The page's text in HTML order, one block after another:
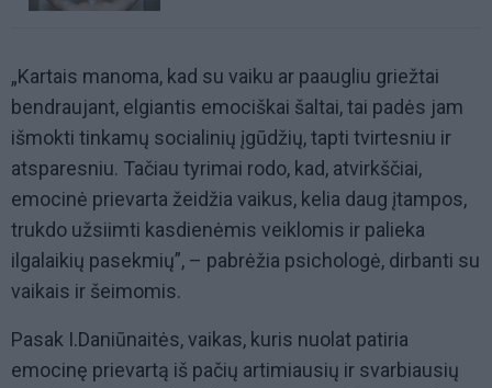
„Kartais manoma, kad su vaiku ar paaugliu griežtai
bendraujant, elgiantis emociškai šaltai, tai padės jam
išmokti tinkamų socialinių įgūdžių, tapti tvirtesniu ir
atsparesniu. Tačiau tyrimai rodo, kad, atvirkščiai,
emocinė prievarta žeidžia vaikus, kelia daug įtampos,
trukdo užsiimti kasdienėmis veiklomis ir palieka
ilgalaikių pasekmių”, – pabrėžia psichologė, dirbanti su
vaikais ir šeimomis.
Pasak I.Daniūnaitės, vaikas, kuris nuolat patiria
emocinę prievartą iš pačių artimiausių ir svarbiausių